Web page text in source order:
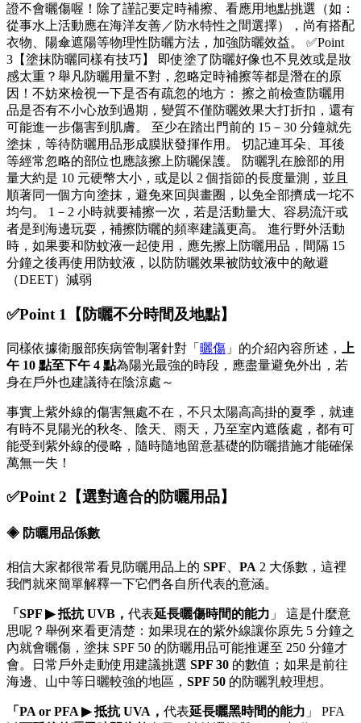
✅Point 1【防曬不分時間及地點】
同樣依據衛服部疾病管制署針對「 曬傷 」的介紹內容所述，
上
午 10 點至下午 4 點為陽光最強的時段，應盡量避免外出，若
身在戶外也建議待在陰涼處～
事實上紫外線的傷害無處不在，不只太陽高高掛的夏季，就連
有時不見陽光的秋冬、陰天、雨天，乃至室內遮蔭處，都有可
能受到紫外線的侵略，隨時隨地留意基礎的防曬措施才能確保
萬無一失！
✅Point 2【選對適合的防曬用品】
◈ 防曬用品係數
相信大家都很常看見防曬用品上的 SPF PA 2 大係數，這裡
我們就來簡單解釋一下它們各自所代表的意涵。
「SPF ▶ 抵抗 UVB， 代表延長曬傷時間的能力 」
這是什麼意
思呢？舉例來看更清楚：如果現在的紫外線讓你原先 5 分鐘之
內就會曬傷，塗抹 SPF 50 的防曬用品可能推遲至 250 分鐘才
會。日常戶外走動使用建議挑選 SPF 30 的數值；如果是前往
海邊、山中等日曬較強的地區， SPF 50 的防曬乳較理想。
「PA or PFA ▶ 抵抗 UVA， 代表延長曬黑時間的能力 」
PFA